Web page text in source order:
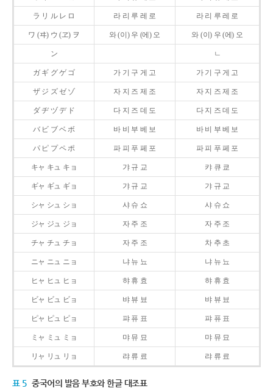
ラ リ ル レ ロ 라 리 루 레 로 라 리 루 레 로
ワ (ヰ) ウ (ヱ) ヲ 와 (이) 우 (에) 오 와 (이) 우 (에) 오
ン ㄴ
ガ ギ グ ゲ ゴ 가 기 구 게 고 가 기 구 게 고
ザ ジ ズ ゼ ゾ 자 지 즈 제 조 자 지 즈 제 조
ダ ヂ ヅ デ ド 다 지 즈 데 도 다 지 즈 데 도
バ ビ ブ ベ ボ 바 비 부 베 보 바 비 부 베 보
パ ピ プ ペ ポ 파 피 푸 페 포 파 피 푸 페 포
キャ キュ キョ 갸 규 교 캬 큐 쿄
ギャ ギュ ギョ 갸 규 교 갸 규 교
シャ シュ ショ 샤 슈 쇼 샤 슈 쇼
ジャ ジュ ジョ 자 주 조 자 주 조
チャ チュ チョ 자 주 조 차 추 초
ニャ ニュ ニョ 냐 뉴 뇨 냐 뉴 뇨
ヒャ ヒュ ヒョ 햐 휴 효 햐 휴 효
ビャ ビュ ビョ 뱌 뷰 뵤 뱌 뷰 뵤
ピャ ピュ ピョ 퍄 퓨 표 퍄 퓨 표
ミャ ミュ ミョ 먀 뮤 묘 먀 뮤 묘
リャ リュ リョ 랴 류 료 랴 류 료
표 5 중국어의 발음 부호와 한글 대조표